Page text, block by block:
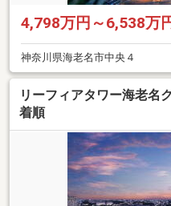
4,798万円～6,538万
神奈川県海老名市中央４
リーフィアタワー海老
着順